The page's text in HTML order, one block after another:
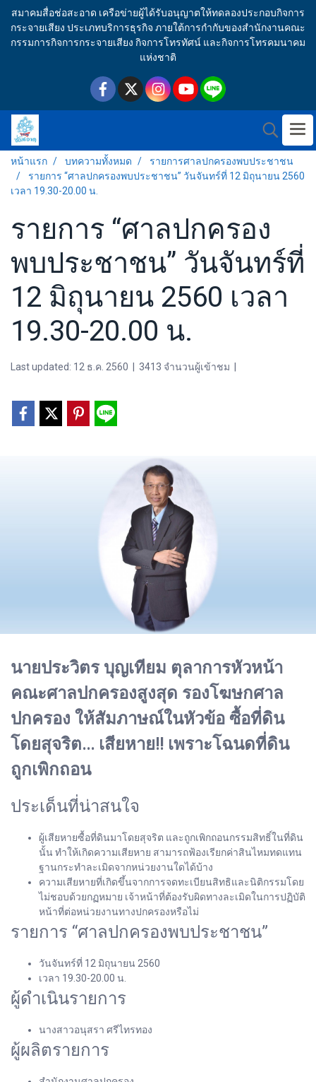
สมาคมสื่อช่อสะอาด เครือข่ายผู้ได้รับอนุญาตให้ทดลองประกอบกิจการ
กระจายเสียง ประเภทบริการธุรกิจ ภายใต้การกำกับของสำนักงานคณะ
กรรมการกิจการกระจายเสียง กิจการโทรทัศน์ และกิจการโทรคมนาคม
แห่งชาติ
หน้าแรก บทความทั้งหมด
รายการศาลปกครองพบประชาชน
รายการ “ศาลปกครองพบประชาชน” วันจันทร์ที่ 12 มิถุนายน 2560
เวลา 19.30-20.00 น.
รายการ “ศาลปกครอง
พบประชาชน” วันจันทร์ที่
12 มิถุนายน 2560 เวลา
19.30-20.00 น.
Last updated: 12 ธ.ค. 2560 3413 จำนวนผู้เข้าชม
นายประวิตร บุญเทียม ตุลาการหัวหน้า
คณะศาลปกครองสูงสุด รองโฆษกศาล
ปกครอง ให้สัมภาษณ์ในหัวข้อ ซื้อที่ดิน
โดยสุจริต... เสียหาย!! เพราะโฉนดที่ดิน
ถูกเพิกถอน
ประเด็นที่น่าสนใจ
ผู้เสียหายซื้อที่ดินมาโดยสุจริต และถูกเพิกถอนกรรมสิทธิ์ในที่ดิน
นั้น ทำให้เกิดความเสียหาย สามารถฟ้องเรียกค่าสินไหมทดแทน
ฐานกระทำละเมิดจากหน่วยงานใดได้บ้าง
ความเสียหายที่เกิดขึ้นจากการจดทะเบียนสิทธิและนิติกรรมโดย
ไม่ชอบด้วยกฏหมาย เจ้าหน้าที่ต้องรับผิดทางละเมิดในการปฏิบัติ
หน้าที่ต่อหน่วยงานทางปกครองหรือไม่
รายการ “ศาลปกครองพบประชาชน”
วันจันทร์ที่ 12 มิถุนายน 2560
เวลา 19.30-20.00 น.
ผู้ดำเนินรายการ
นางสาวอนุสรา ศรีไทรทอง
ผู้ผลิตรายการ